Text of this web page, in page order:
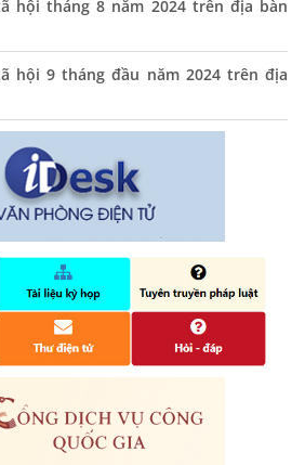
danh mục dịch vụ công trực tuyến
thông tin giải quyết thủ tục
hội tháng 8 năm 2024 trên địa bàn
hội 9 tháng đầu năm 2024 trên địa